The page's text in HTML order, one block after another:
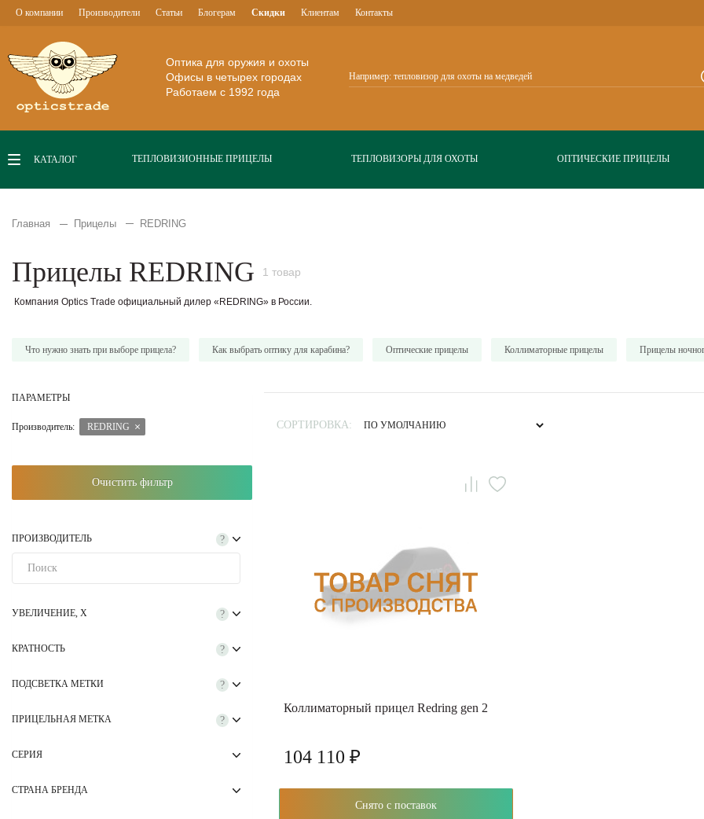
Оптика для оружия и охоты
Офисы в четырех городах
Работаем с 1992 года
О компании Производители Статьи Блогерам Скидки Клиентам Контакты
КАТАЛОГ ТЕПЛОВИЗИОННЫЕ ПРИЦЕЛЫ ТЕПЛОВИЗОРЫ ДЛЯ ОХОТЫ ОПТИЧЕСКИЕ ПРИЦЕЛЫ
Главная Прицелы REDRING
Прицелы REDRING 1 товар
Компания Optics Trade официальный дилер «REDRING» в России.
Что нужно знать при выборе прицела? Как выбрать оптику для карабина? Оптические прицелы Коллиматорные прицелы Прицелы
ПАРАМЕТРЫ
Производитель: REDRING
Очистить фильтр
?
ПРОИЗВОДИТЕЛЬ
?
УВЕЛИЧЕНИЕ, Х
?
КРАТНОСТЬ
?
ПОДСВЕТКА МЕТКИ
?
ПРИЦЕЛЬНАЯ МЕТКА
СЕРИЯ
СТРАНА БРЕНДА
СОРТИРОВКА:
Коллиматорный прицел Redring gen 2
104 110 ₽
Снято с поставок